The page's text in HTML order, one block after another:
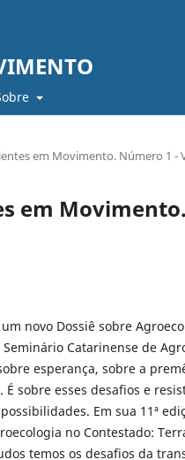
em Movimento. Número 1 -
em
novo Dossiê sobre
Catarinense de
esperança, sobre a
sobre esses desafios e
Em sua 11ª
no Contestado:
temos os desafios da